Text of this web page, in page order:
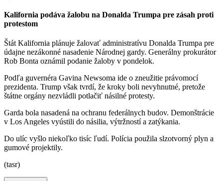
Kalifornia podáva žalobu na Donalda Trumpa pre zásah proti
protestom
Štát Kalifornia plánuje žalovať administratívu Donalda Trumpa pre
údajne nezákonné nasadenie Národnej gardy. Generálny prokurátor
Rob Bonta oznámil podanie žaloby v pondelok.
Podľa guvernéra Gavina Newsoma ide o zneužitie právomocí
prezidenta. Trump však tvrdí, že kroky boli nevyhnutné, pretože
štátne orgány nezvládli potlačiť násilné protesty.
Garda bola nasadená na ochranu federálnych budov. Demonštrácie
v Los Angeles vyústili do násilia, výtržností a zatýkania.
Do ulíc vyšlo niekoľko tisíc ľudí. Polícia použila slzotvorný plyn a
gumové projektily.
(tasr)